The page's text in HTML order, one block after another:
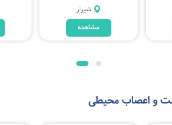
شیراز
مشاهده
و اعصاب محیطی